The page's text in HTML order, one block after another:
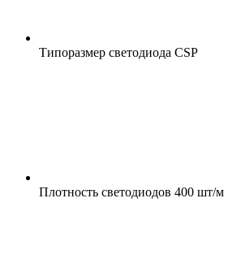
Типоразмер светодиода CSP
Плотность светодиодов 400 шт/м